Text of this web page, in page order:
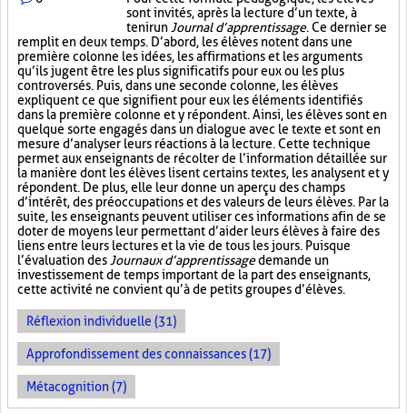
sont invités, après la lecture d’un texte, à
tenir un Journal d’apprentissage. Ce dernier se
remplit en deux temps. D’abord, les élèves notent dans une
première colonne les idées, les affirmations et les arguments
qu’ils jugent être les plus significatifs pour eux ou les plus
controversés. Puis, dans une seconde colonne, les élèves
expliquent ce que signifient pour eux les éléments identifiés
dans la première colonne et y répondent. Ainsi, les élèves sont en
quelque sorte engagés dans un dialogue avec le texte et sont en
mesure d’analyser leurs réactions à la lecture. Cette technique
permet aux enseignants de récolter de l’information détaillée sur
la manière dont les élèves lisent certains textes, les analysent et y
répondent. De plus, elle leur donne un aperçu des champs
d’intérêt, des préoccupations et des valeurs de leurs élèves. Par la
suite, les enseignants peuvent utiliser ces informations afin de se
doter de moyens leur permettant d’aider leurs élèves à faire des
liens entre leurs lectures et la vie de tous les jours. Puisque
l’évaluation des Journaux d’apprentissagedemande un
investissement de temps important de la part des enseignants,
cette activité ne convient qu’à de petits groupes d’élèves.
Réflexion individuelle (31)
Approfondissement des connaissances (17)
Métacognition (7)